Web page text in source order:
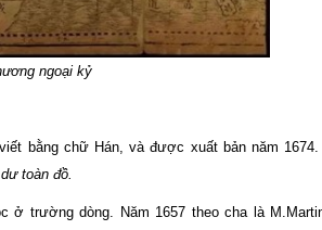
ngoại kỷ
bằng chữ Hán, và được xuất bản năm
toàn đồ.
ở trường dòng. Năm 1657 theo cha là